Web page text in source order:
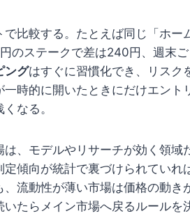
で比較する。たとえば同じ「ホ
のステークで差は240円、週末
ングはすぐに習慣化でき、リスク
時的に開いたときにだけエント
なる。
は、モデルやリサーチが効く領
傾向が統計で裏づけられていれ
、流動性が薄い市場は価格の動き
いたらメイン市場へ戻るルール